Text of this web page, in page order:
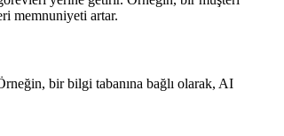
memnuniyeti artar.
bir bilgi tabanına bağlı olarak, AI